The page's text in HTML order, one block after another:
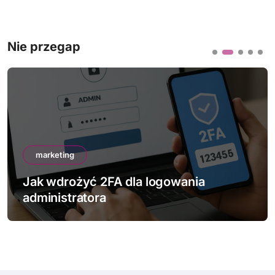
Nie przegap
marketing
Jak sprawdzić bezpieczeństwo swojej
strony